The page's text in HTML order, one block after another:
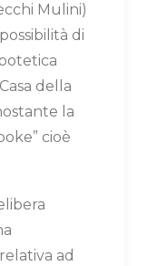
Mulini)
di
della
la
cioè
ad